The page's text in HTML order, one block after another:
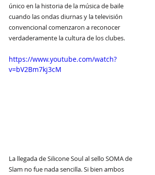
único en la historia de la música de baile
cuando las ondas diurnas y la televisión
convencional comenzaron a reconocer
verdaderamente la cultura de los clubes.
https://www.youtube.com/watch?
v=bV2Bm7kj3cM
La llegada de Silicone Soul al sello SOMA de
Slam no fue nada sencilla. Si bien ambos